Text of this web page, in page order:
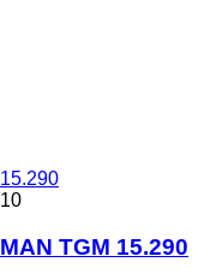
15.290
10
MAN TGM 15.290